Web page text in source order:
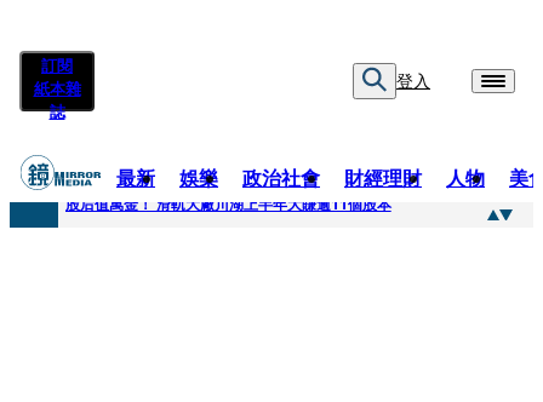
訂閱
紙本雜
誌
登入
最新 娛樂 政治社會 財經理財 人物 美
快訊
股后值萬金！ 滑軌大廠川湖上半年大賺逾11個股本